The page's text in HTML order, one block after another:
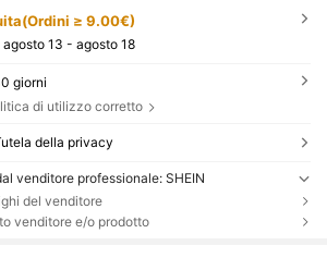
≥ 9.00€)
agosto 13 - agosto 18
giorni
di utilizzo corretto
della privacy
venditore professionale: SHEIN
del venditore
venditore e/o prodotto